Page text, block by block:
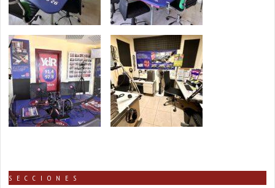
SECCIONES